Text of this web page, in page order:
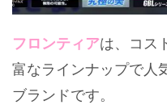
フロンティアは、コス
富なラインナップで人
ブランドです。